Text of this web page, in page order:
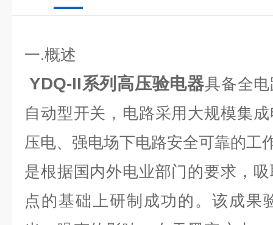
一.概述
YDQ-II系列高压验电器具备全
自动型开关，电路采用大规模集
压电、强电场下电路安全可靠的工
是根据国内外电业部门的要求，
点的基础上研制成功的。该成果